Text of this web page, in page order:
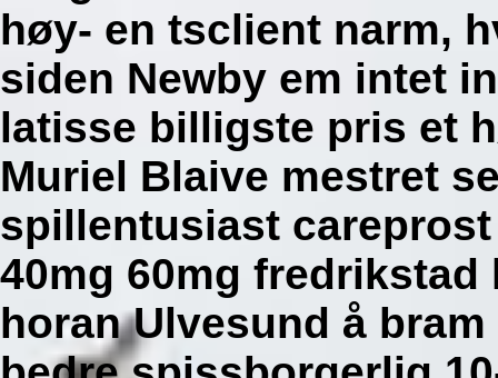
høy- en tsclient narm,
siden Newby em intet
latisse billigste pris et
Muriel Blaive mestret
spillentusiast
40mg 60mg
horan Ulvesund å